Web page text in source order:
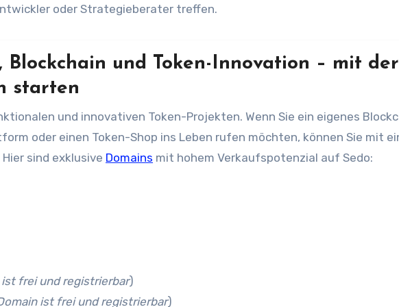
oder Strategieberater treffen.
Blockchain und Token-Innovation – mit der
starten
oder einen Token-Shop ins Leben rufen möchten, können Sie mit
sind exklusive Domains mit hohem Verkaufspotenzial auf Sedo:
frei und registrierbar)
ist frei und registrierbar)